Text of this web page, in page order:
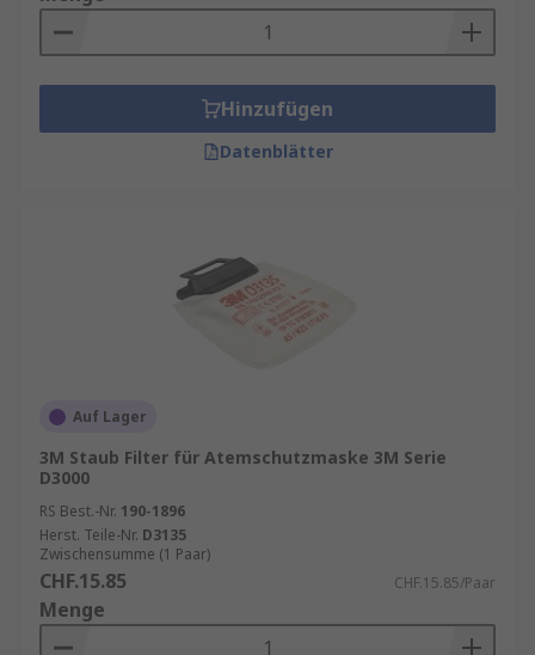
Hinzufügen
Datenblätter
Auf Lager
3M Staub Filter für Atemschutzmaske 3M Serie
D3000
RS Best.-Nr. 190-1896
Herst. Teile-Nr. D3135
Zwischensumme (1 Paar)
CHF.15.85 CHF.15.85/Paar
Menge